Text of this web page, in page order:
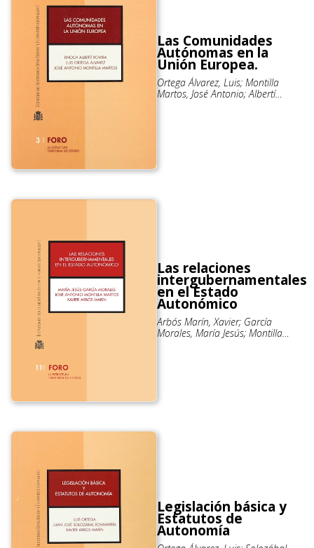
Las Comunidades
Autónomas en la
Unión Europea.
Ortega Álvarez, Luis; Montilla
Martos, José Antonio; Albertí
Las relaciones
intergubernamentales
en el Estado
Autonómico
Arbós Marín, Xavier; García
Morales, María Jesús; Montilla
Legislación básica y
Estatutos de
Autonomía